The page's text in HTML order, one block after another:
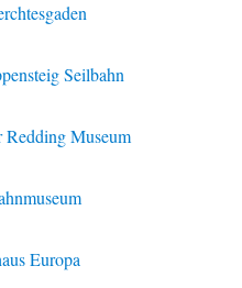
Seilbahn
Redding Museum
Europa